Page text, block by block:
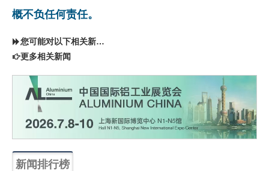
概不负任何责任。
您可能对以下相关新闻同样感兴趣
更多相关新闻
新闻排行榜